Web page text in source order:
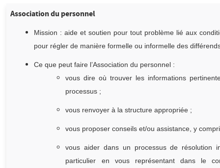
Association du personnel
Mission : aide et soutien pour tout problème lié aux
pour régler de manière formelle ou informelle des
Ce que peut faire l’Association du personnel :
vous dire où trouver les informations
processus ;
vous renvoyer à la structure appropriée ;
vous proposer conseils et/ou assistance, y
vous aider dans un processus de résolution
particulier en vous représentant dans le